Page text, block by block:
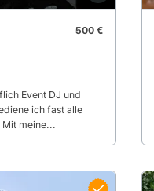
500 €
Event DJ und
ich fast alle
Mit meine...